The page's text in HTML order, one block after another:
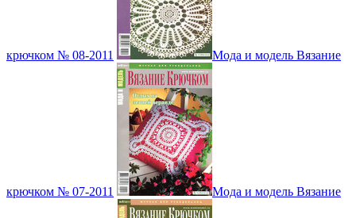
крючком № 08-2011 Мода и модель Вязание
крючком № 07-2011 Мода и модель Вязание